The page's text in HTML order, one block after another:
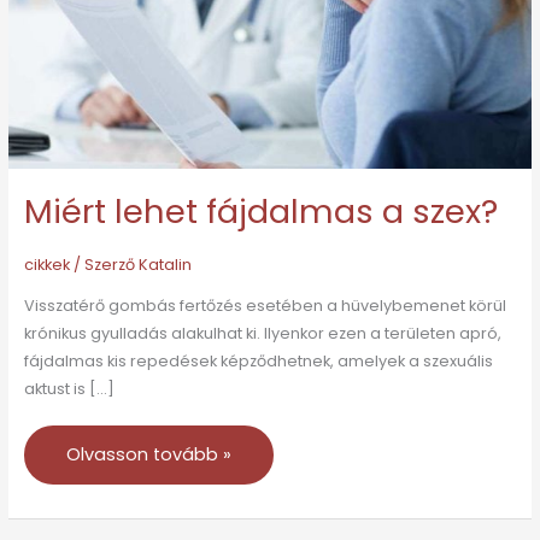
Miért lehet fájdalmas a szex?
cikkek/ SzerzőKatalin
Visszatérő gombás fertőzés esetében a hüvelybemenet körül
krónikus gyulladás alakulhat ki. Ilyenkor ezen a területen apró,
fájdalmas kis repedések képződhetnek, amelyek a szexuális
aktust is […]
Olvasson tovább »